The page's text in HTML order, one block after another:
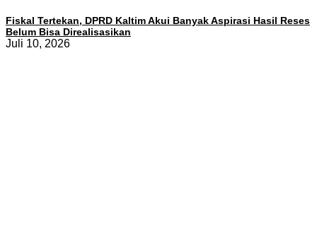
Fiskal Tertekan, DPRD Kaltim Akui Banyak Aspirasi Hasil Reses
Belum Bisa Direalisasikan
Juli 10, 2026